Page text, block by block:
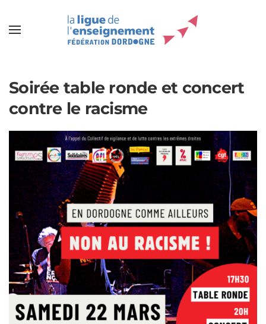
Soirée table ronde et concert
contre le racisme